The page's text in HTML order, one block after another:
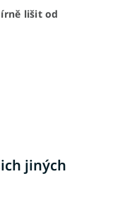
lišit od
jiných